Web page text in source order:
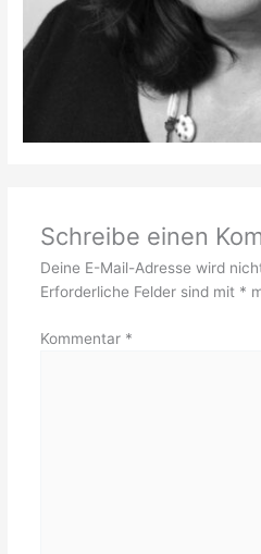
Schreibe einen
Deine E-Mail-Adresse wird
Erforderliche Felder sind mit *
Kommentar *